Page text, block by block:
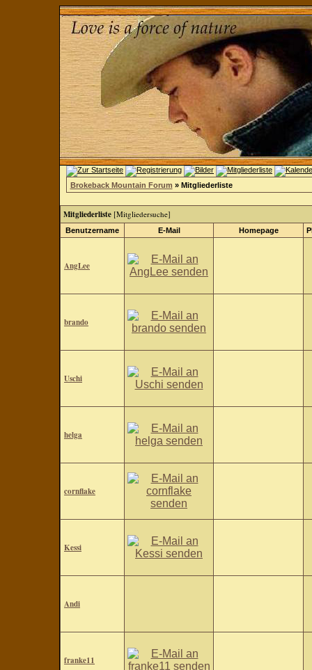
Brokeback Mountain Forum » Mitgliederliste
Mitgliederliste [Mitgliedersuche]
Benutzername E-Mail Homepage
AngLee
brando
Uschi
helga
cornflake
Kessi
Andi
franke11